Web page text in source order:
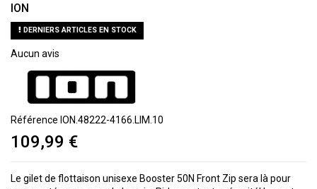
ION
DERNIERS ARTICLES EN STOCK
Aucun avis
Référence ION.48222-4166.LIM.10
109,99 €
Le gilet de flottaison unisexe Booster 50N Front Zip sera là pour